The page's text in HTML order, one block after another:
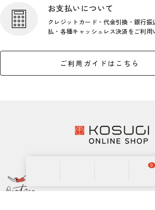
0
お支払いについて
クレジットカード・代金引換・銀行振
払・各種キャッシュレス決済をご利用
ご利用ガイドはこちら